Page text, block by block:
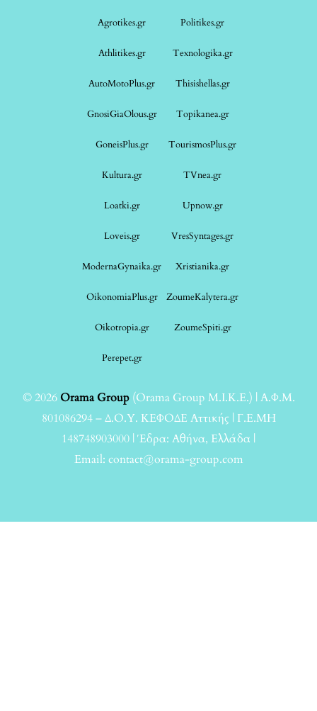
Agrotikes.gr Politikes.gr
Athlitikes.gr Texnologika.gr
AutoMotoPlus.gr Thisishellas.gr
GnosiGiaOlous.gr Topikanea.gr
GoneisPlus.gr TourismosPlus.gr
Kultura.gr TVnea.gr
Loatki.gr Upnow.gr
Loveis.gr VresSyntages.gr
ModernaGynaika.gr Xristianika.gr
OikonomiaPlus.gr ZoumeKalytera.gr
Oikotropia.gr ZoumeSpiti.gr
Perepet.gr
© 2026Orama Group(Orama Group Μ.Ι.Κ.Ε.) | Α.Φ.Μ.
801086294 – Δ.Ο.Υ. ΚΕΦΟΔΕ Αττικής | Γ.Ε.ΜΗ
148748903000 | Έδρα: Αθήνα, Ελλάδα |
Email: contact@orama-group.com